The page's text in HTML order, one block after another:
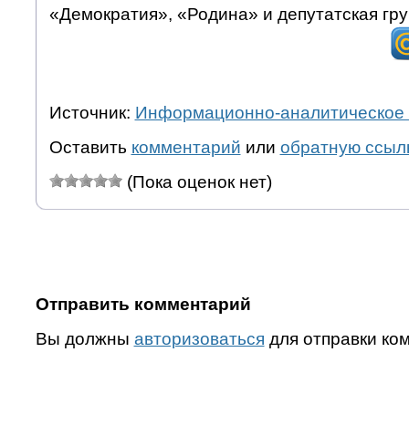
«Демократия», «Родина» и депутатская
Источник: Информационно-аналитическое
Оставить комментарий или обратную
(Пока оценок нет)
Отправить комментарий
Вы должны авторизоваться для отправки